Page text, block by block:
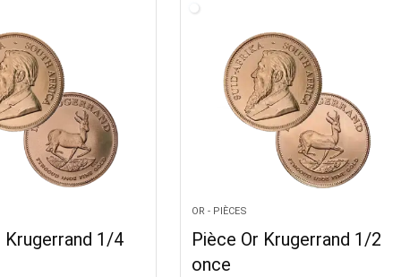
Krugerrand 1/4
OR - PIÈCES
Pièce Or Krugerrand 1/2
once